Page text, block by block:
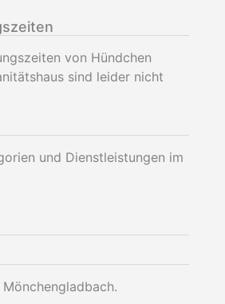
von Hündchen
sind leider nicht
und Dienstleistungen im